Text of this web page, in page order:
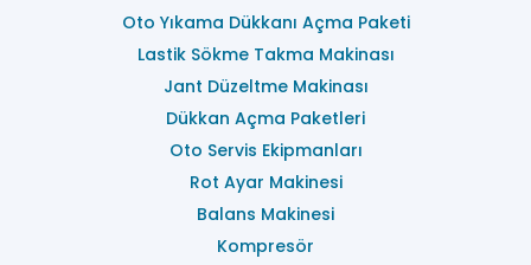
Oto Yıkama Dükkanı Açma Paketi
Lastik Sökme Takma Makinası
Jant Düzeltme Makinası
Dükkan Açma Paketleri
Oto Servis Ekipmanları
Rot Ayar Makinesi
Balans Makinesi
Kompresör